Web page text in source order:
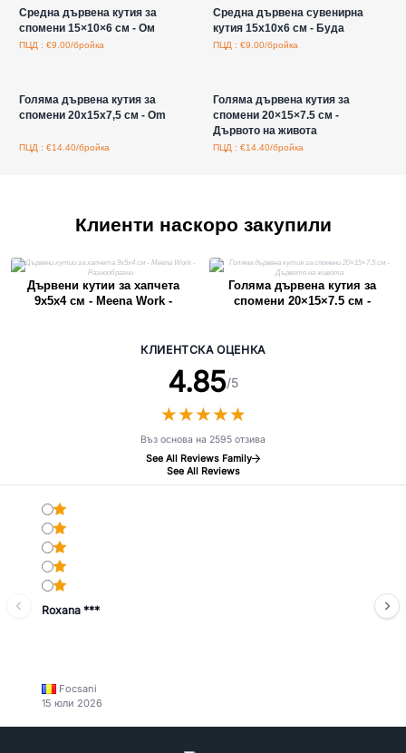
Средна дървена кутия за
спомени 15×10×6 см - Ом
ПЦД : €9.00/бройка
Средна дървена сувенирна
кутия 15x10x6 см - Буда
ПЦД : €9.00/бройка
Голяма дървена кутия за
спомени 20x15x7,5 см - Om
ПЦД : €14.40/бройка
Голяма дървена кутия за
спомени 20×15×7.5 см -
Дървото на живота
ПЦД : €14.40/бройка
Клиенти наскоро закупили
Дървени кутии за хапчета
9x5x4 см - Meena Work -
Голяма дървена кутия за
спомени 20×15×7.5 см -
КЛИЕНТСКА ОЦЕНКА
4.85/5
★★★★★
★★★★★
Въз основа на 2595 отзива
See All Reviews Family
See All Reviews
Roxana ***
Focsani
15 юли 2026